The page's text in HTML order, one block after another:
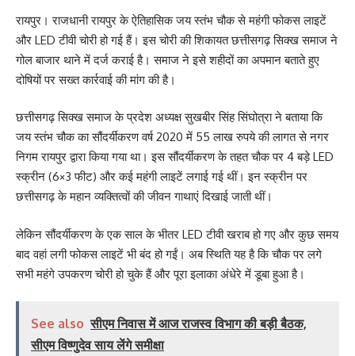
रायपुर। राजधानी रायपुर के ऐतिहासिक जय स्तंभ चौक से महंगी फोकस लाइटें
और LED टीवी चोरी हो गई हैं। इस चोरी की शिकायत छत्तीसगढ़ सिक्ख समाज ने
गोल बाजार थाने में दर्ज कराई है। समाज ने इसे शहीदों का अपमान बताते हुए
दोषियों पर सख्त कार्रवाई की मांग की है।
छत्तीसगढ़ सिक्ख समाज के प्रदेश अध्यक्ष सुखबीर सिंह सिंघोत्रा ने बताया कि
जय स्तंभ चौक का सौंदर्यीकरण वर्ष 2020 में 55 लाख रुपये की लागत से नगर
निगम रायपुर द्वारा किया गया था। इस सौंदर्यीकरण के तहत चौक पर 4 बड़े LED
स्क्रीन (6×3 फीट) और कई महंगी लाइटें लगाई गई थीं। इन स्क्रीन पर
छत्तीसगढ़ के महान व्यक्तित्वों की जीवन गाथाएं दिखाई जाती थीं।
लेकिन सौंदर्यीकरण के एक साल के भीतर LED टीवी खराब हो गए और कुछ समय
बाद वहां लगी फोकस लाइटें भी बंद हो गईं। अब स्थिति यह है कि चौक पर लगे
सभी महंगे उपकरण चोरी हो चुके हैं और पूरा इलाका अंधेरे में डूबा हुआ है।
See also सीएम निवास में आज राजस्व विभाग की बड़ी बैठक,
सीएम विष्णुदेव साय लेंगे समीक्षा